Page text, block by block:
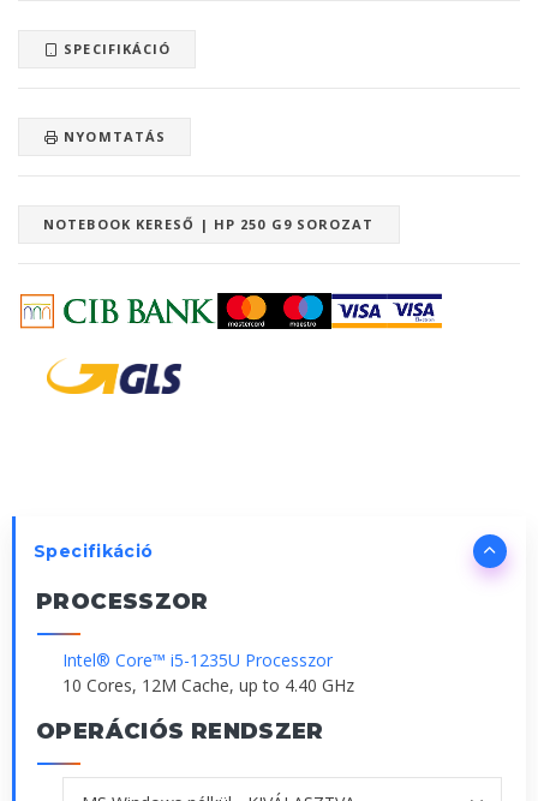
SPECIFIKÁCIÓ
NYOMTATÁS
NOTEBOOK KERESŐ | HP 250 G9 SOROZAT
Specifikáció
PROCESSZOR
Intel® Core™ i5-1235U Processzor
10 Cores, 12M Cache, up to 4.40 GHz
OPERÁCIÓS RENDSZER